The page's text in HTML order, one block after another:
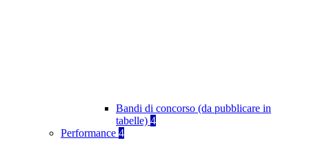
Bandi di concorso (da pubblicare in
tabelle) 4
Performance 4